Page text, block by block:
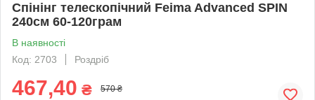
Спінінг телескопічний Feima Advanced SPIN
240см 60-120грам
В наявності
Код: 2703
Роздріб
467,40 ₴ 570 ₴